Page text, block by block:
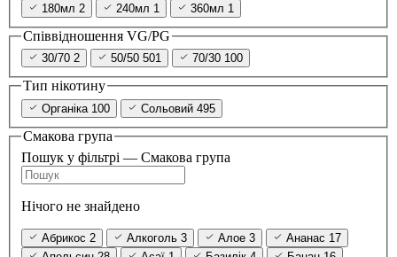
180мл 2 240мл 1 360мл 1
Співвідношення VG/PG
30/70 2 50/50 501 70/30 100
Тип нікотину
Органіка 100 Сольовий 495
Смакова група
Пошук у фільтрі — Смакова група
Нічого не знайдено
Абрикос 2 Алкоголь 3 Алое 3 Ананас 17